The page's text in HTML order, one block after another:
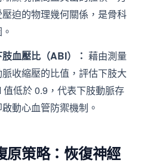
迫的物理幾何關係，是骨科
血壓比（ABI）： 藉由測量
收縮壓的比值，評估下肢大
低於 0.9，代表下肢動脈存
動心血管防禦機制。
原策略：恢復神經